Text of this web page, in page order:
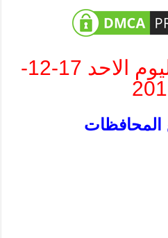
حالة الطقس اليوم الاحد 17-12-